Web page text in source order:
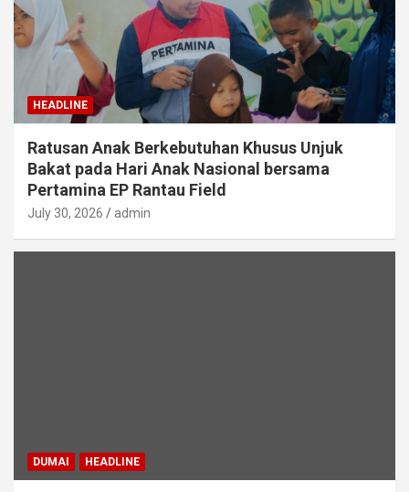
HEADLINE
Ratusan Anak Berkebutuhan Khusus Unjuk
Bakat pada Hari Anak Nasional bersama
Pertamina EP Rantau Field
July 30, 2026 admin
DUMAI HEADLINE